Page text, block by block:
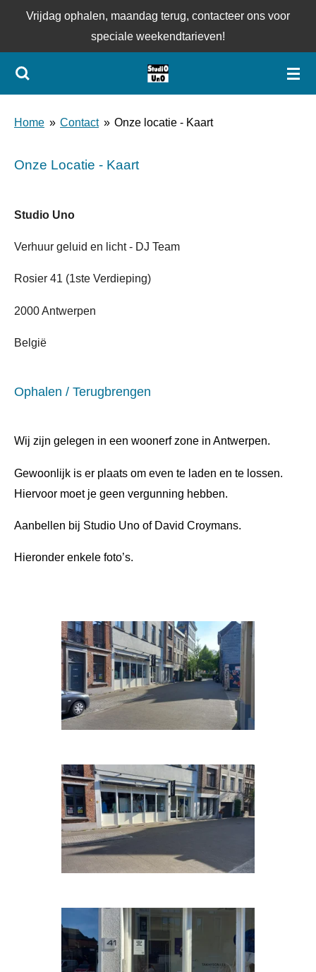
de
hoofdinhoud
Vrijdag ophalen, maandag terug, contacteer ons voor
speciale weekendtarieven!
Home » Contact » Onze locatie - Kaart
Onze Locatie - Kaart
Studio Uno
Verhuur geluid en licht - DJ Team
Rosier 41 (1ste Verdieping)
2000 Antwerpen
België
Ophalen / Terugbrengen
Wij zijn gelegen in een woonerf zone in Antwerpen.
Gewoonlijk is er plaats om even te laden en te lossen.
Hiervoor moet je geen vergunning hebben.
Aanbellen bij Studio Uno of David Croymans.
Hieronder enkele foto’s.